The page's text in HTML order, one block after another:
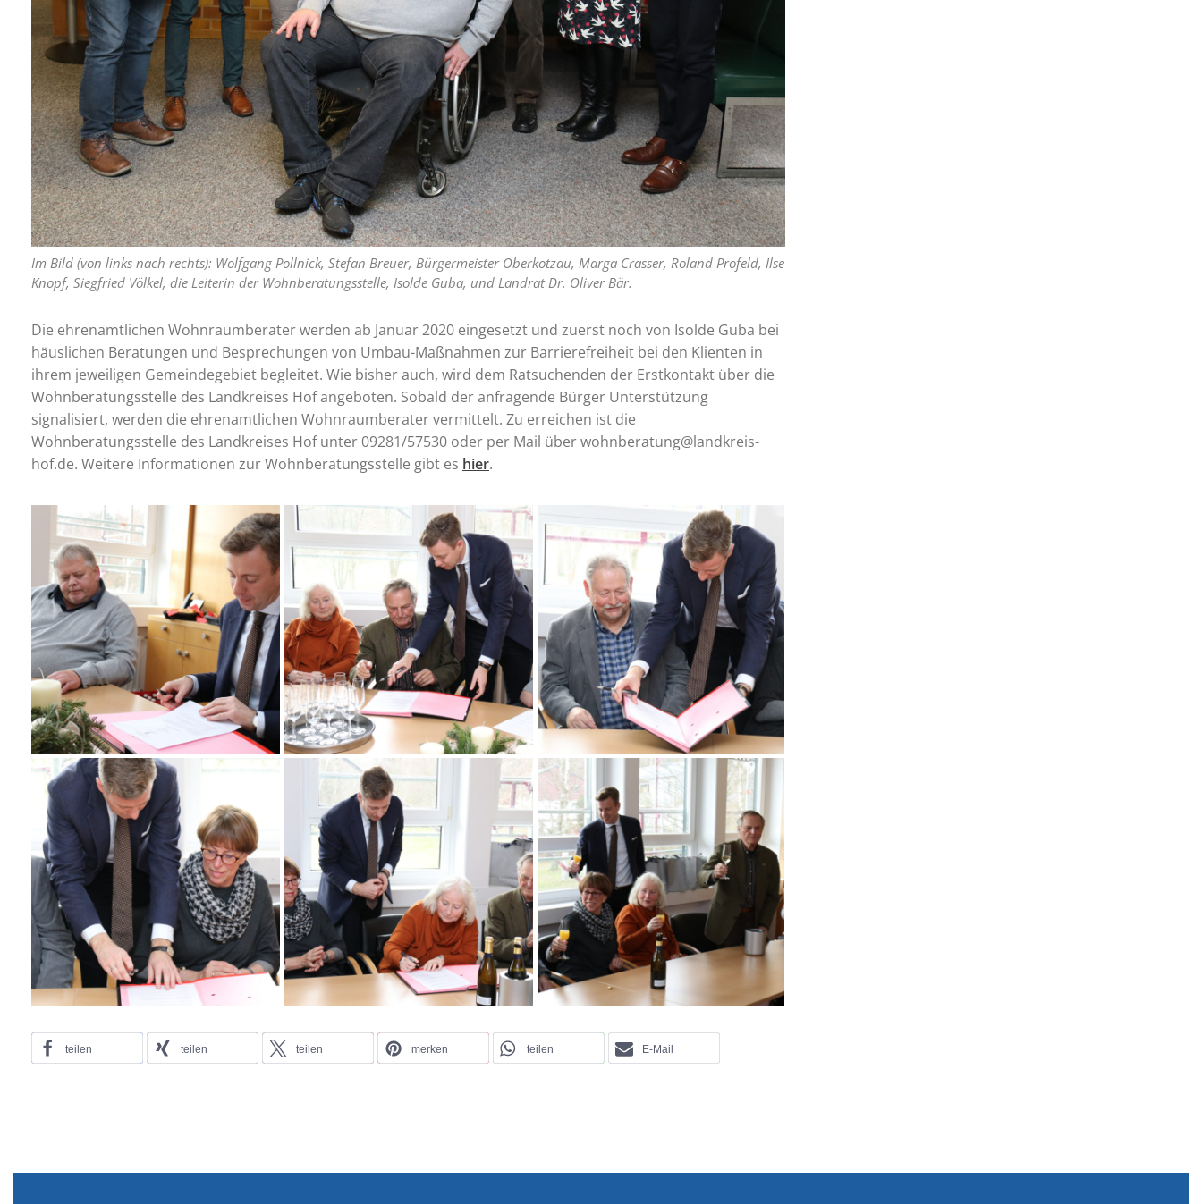
Im Bild (von links nach rechts): Wolfgang Pollnick, Stefan Breuer, Bürgermeister Oberkotzau, Marga Crasser, Roland Profeld, Ilse
Knopf, Siegfried Völkel, die Leiterin der Wohnberatungsstelle, Isolde Guba, und Landrat Dr. Oliver Bär.
Die ehrenamtlichen Wohnraumberater werden ab Januar 2020 eingesetzt und zuerst noch von Isolde Guba bei
häuslichen Beratungen und Besprechungen von Umbau-Maßnahmen zur Barrierefreiheit bei den Klienten in
ihrem jeweiligen Gemeindegebiet begleitet. Wie bisher auch, wird dem Ratsuchenden der Erstkontakt über die
Wohnberatungsstelle des Landkreises Hof angeboten. Sobald der anfragende Bürger Unterstützung
signalisiert, werden die ehrenamtlichen Wohnraumberater vermittelt. Zu erreichen ist die
Wohnberatungsstelle des Landkreises Hof unter 09281/57530 oder per Mail über wohnberatung@landkreis-
hof.de. Weitere Informationen zur Wohnberatungsstelle gibt es hier.
teilen teilen teilen merken teilen E-Mail